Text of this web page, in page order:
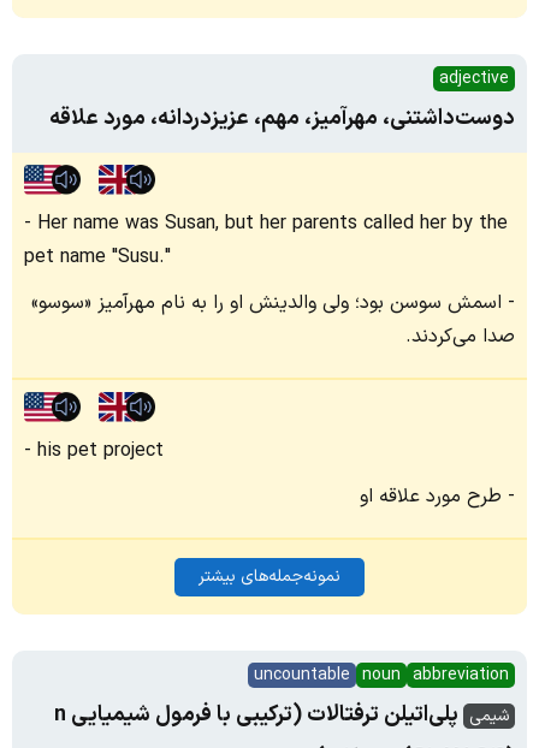
adjective
دوست‌داشتنی، مهرآمیز، مهم، عزیزدردانه، مورد علاقه
Her name was Susan, but her parents called her by the
pet name "Susu."
اسمش سوسن بود؛ ولی والدینش او را به نام مهرآمیز «سوسو»
صدا می‌کردند.
his pet project
طرح مورد علاقه او
نمونه‌جمله‌های بیشتر
abbreviation
noun
uncountable
شیمی
پلی‌اتیلن ترفتالات (ترکیبی با فرمول شیمیایی n